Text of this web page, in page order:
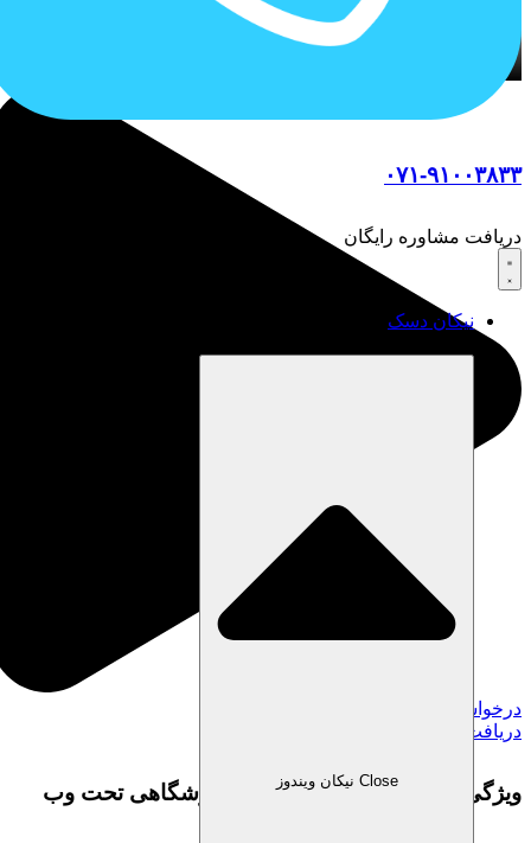
۰۷۱-۹۱۰۰۳۸۳۳
دریافت مشاوره رایگان
نیکان دسک
Close نیکان ویندوز
درخواست خرید نرم افزار
دریافت مشاوره
ویژگی‌های نرم افزار حسابداری فروشگاهی تحت وب